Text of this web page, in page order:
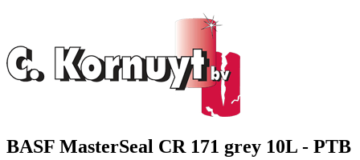
BASF MasterSeal CR 171 grey 10L - PTB